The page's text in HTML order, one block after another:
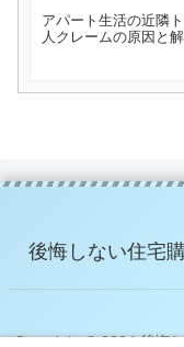
アパート生活の近隣
人クレームの原因と
後悔しない住宅
Copyright © 2024 後悔